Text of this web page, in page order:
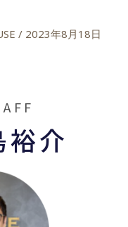
/ 2023年8月18日
裕介